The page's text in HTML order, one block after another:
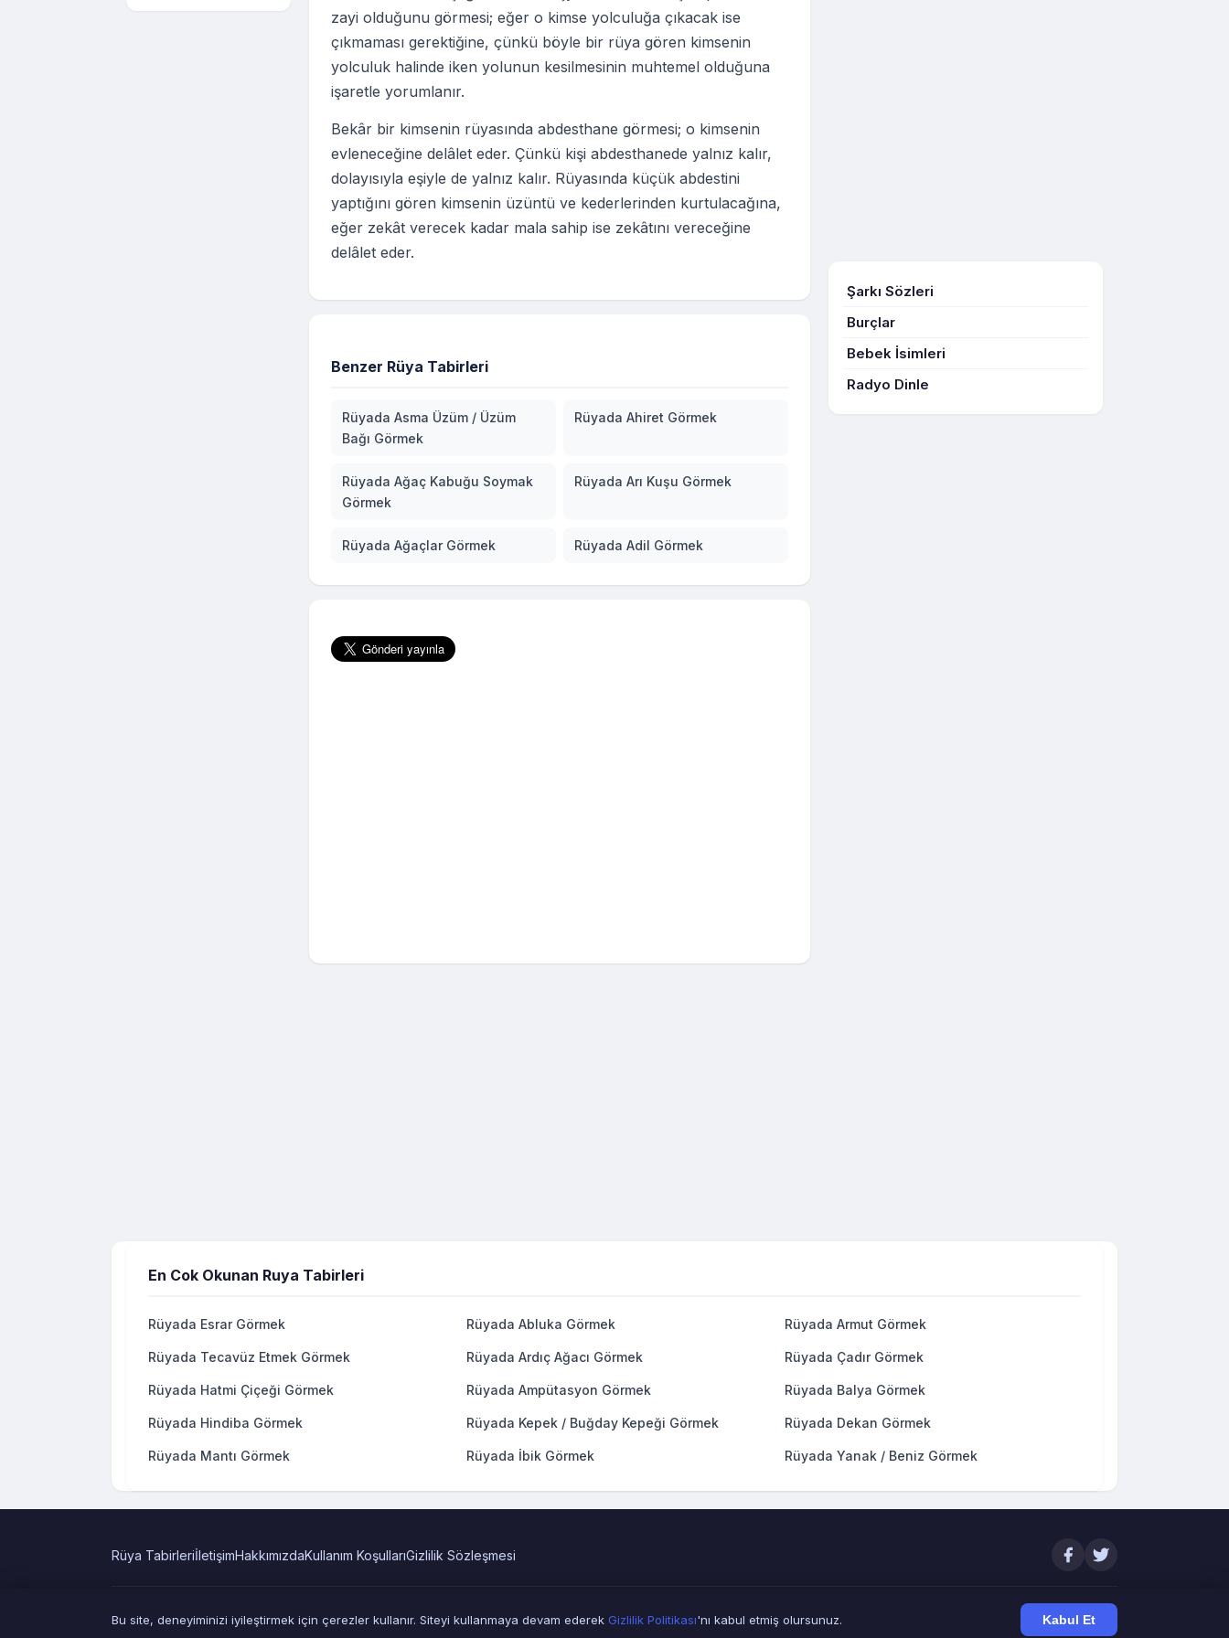
zayi olduğunu görmesi; eğer o kimse yolculuğa çıkacak ise
çıkmaması gerektiğine, çünkü böyle bir rüya gören kimsenin
yolculuk halinde iken yolunun kesilmesinin muhtemel olduğuna
işaretle yorumlanır.
Bekâr bir kimsenin rüyasında abdesthane görmesi; o kimsenin
evleneceğine delâlet eder. Çünkü kişi abdesthanede yalnız kalır,
dolayısıyla eşiyle de yalnız kalır. Rüyasında küçük abdestini
yaptığını gören kimsenin üzüntü ve kederlerinden kurtulacağına,
eğer zekât verecek kadar mala sahip ise zekâtını vereceğine
delâlet eder.
Benzer Rüya Tabirleri
Rüyada Asma Üzüm / Üzüm
Bağı Görmek
Rüyada Ahiret Görmek
Rüyada Ağaç Kabuğu Soymak
Görmek
Rüyada Arı Kuşu Görmek
Rüyada Ağaçlar Görmek Rüyada Adil Görmek
Şarkı Sözleri
Burçlar
Bebek İsimleri
Radyo Dinle
En Cok Okunan Ruya Tabirleri
Rüyada Esrar Görmek Rüyada Abluka Görmek Rüyada Armut Görmek
Rüyada Tecavüz Etmek Görmek Rüyada Ardıç Ağacı Görmek Rüyada Çadır Görmek
Rüyada Hatmi Çiçeği Görmek Rüyada Ampütasyon Görmek Rüyada Balya Görmek
Rüyada Hindiba Görmek Rüyada Kepek / Buğday Kepeği Görmek Rüyada Dekan Görmek
Rüyada Mantı Görmek Rüyada İbik Görmek Rüyada Yanak / Beniz Görmek
Rüya TabirleriİletişimHakkımızdaKullanım KoşullarıGizlilik Sözleşmesi
Bu site, deneyiminizi iyileştirmek için çerezler kullanır. Siteyi kullanmaya devam ederek Gizlilik Politikası'nı kabul etmiş olursunuz. Kabul Et